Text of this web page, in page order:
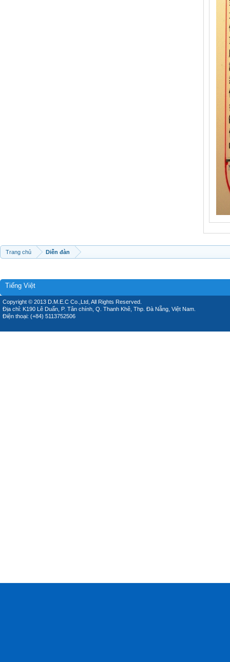
Trang chủ Diễn đàn
Tiếng Việt
Copyright © 2013 D.M.E.C Co.,Ltd, All Rights Reserved.
Địa chỉ: K190 Lê Duẩn, P. Tân chính, Q. Thanh Khê, Thp. Đà Nẵng, Việt Nam.
Điện thoại: (+84) 5113752506